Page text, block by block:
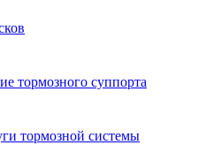
тормозного суппорта
тормозной системы